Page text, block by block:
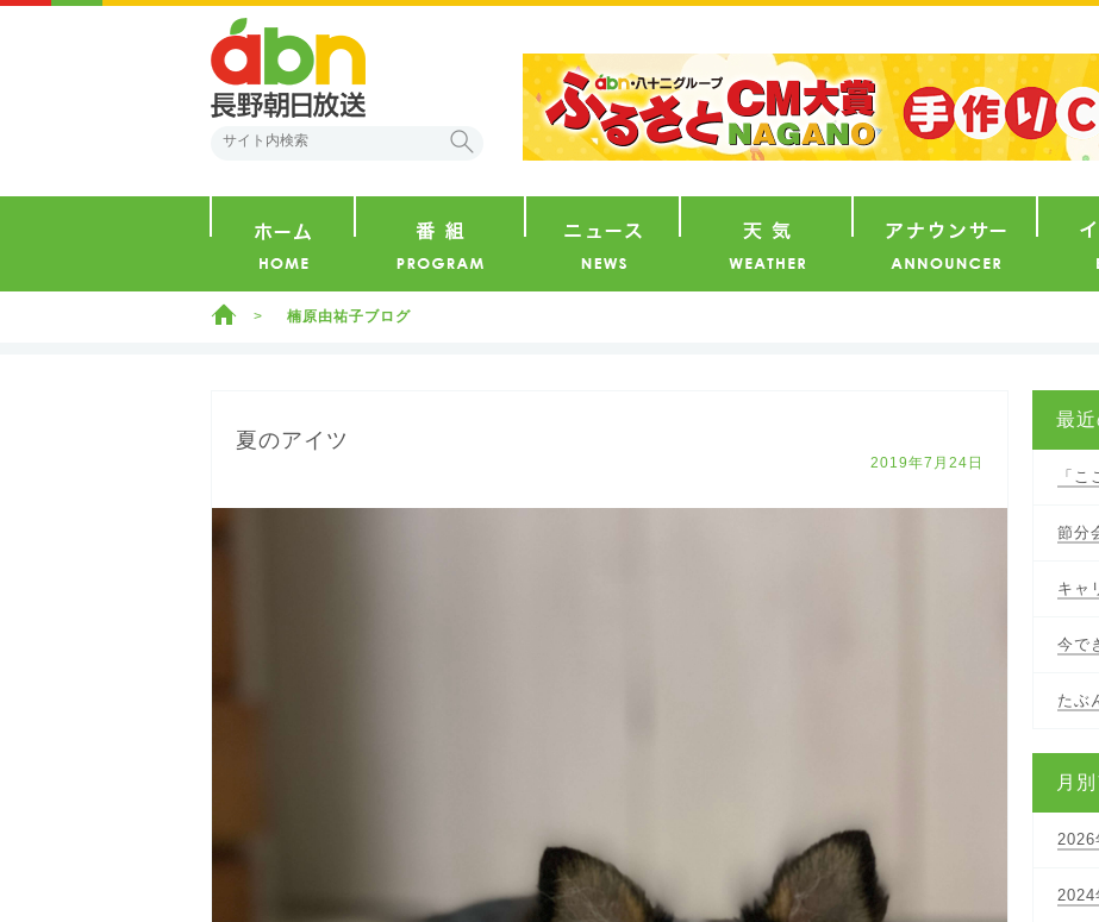
ホーム 楠原由祐子ブログ
夏のアイツ
2019年7月24日
最
「
節分
キャ
今で
たぶ
月
2026
2024